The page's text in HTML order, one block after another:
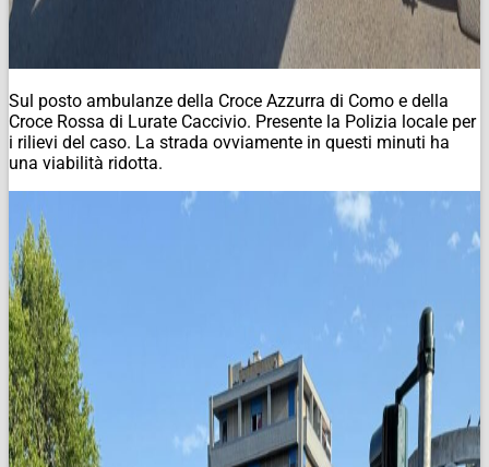
Sul posto ambulanze della Croce Azzurra di Como e della
Croce Rossa di Lurate Caccivio. Presente la Polizia locale per
i rilievi del caso. La strada ovviamente in questi minuti ha
una viabilità ridotta.